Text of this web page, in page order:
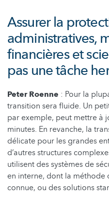
Assurer la
administratives,
financières et
pas une tâche
Peter Roenne : Pour la
transition sera fluide. Un
par exemple, peut mettre à
minutes. En revanche, la
délicate pour les grandes
d’autres structures
utilisent des systèmes de
en interne, dont la méthode
connue, ou des solutions